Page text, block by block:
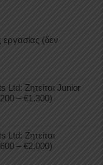
(δεν
Ltd: Ζητείται Junior
– €1.300)
Ζητείται
– €2.000)